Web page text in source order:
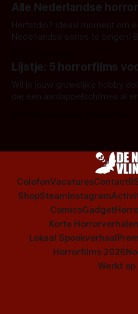
Alle Nederlandse
Herfstdip? Ideaal moment om
Nederlandse series te bingen! Bij nederhorror denk je al
Amsterdamned of The
is niet beperkt tot films. Hier
Lijstje: 5 horrorfilms
Wil je jouw gruwelijke hobby
die een aardappelschilmes al
ColofonVacaturesContact
ShopSteamInstagram
ComicsGadget
Korte Horrorverhalen
Lokaal Spookverhaal
Horrorfilms 2026
Werkt op